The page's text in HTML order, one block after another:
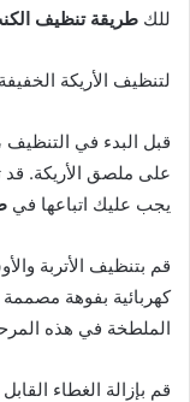
للك طريقة تنظيف
لتنظيف الأريكة
قبل البدء في التنظيف
على ملصق الأريكة.
يجب عليك اتباعها في
قم بتنظيف الأتربة
كهربائية بفوهة مصممة
الملطخة في هذه
قم بإزالة الغطاء